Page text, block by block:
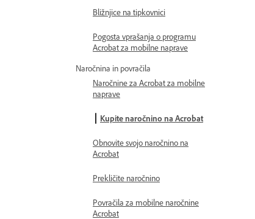
Bližnjice na tipkovnici
Pogosta vprašanja o programu
Acrobat za mobilne naprave
Naročnina in povračila
Naročnine za Acrobat za mobilne
naprave
Kupite naročnino na Acrobat
Obnovite svojo naročnino na
Acrobat
Prekličite naročnino
Povračila za mobilne naročnine
Acrobat